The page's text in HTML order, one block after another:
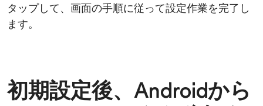
タップして、画面の手順に従って設定作業を完了し
ます。
初期設定後、Androidから